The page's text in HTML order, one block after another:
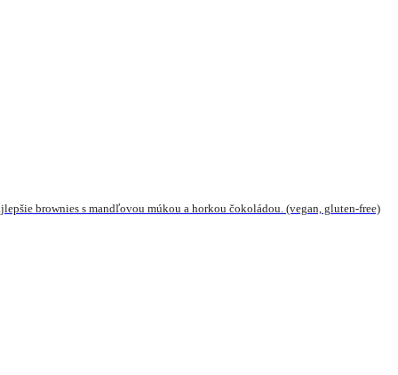
brownies s mandľovou múkou a horkou čokoládou. (vegan, gluten-free)